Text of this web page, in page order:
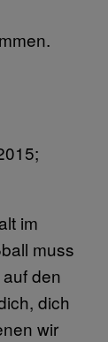
im
muss
den
dich
wir